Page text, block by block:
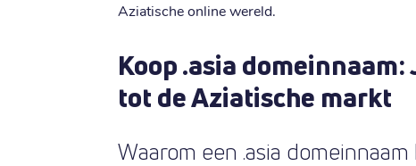
Aziatische online wereld.
Koop .asia
tot de Aziatische markt
Waarom een .asia domeinnaam